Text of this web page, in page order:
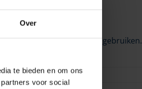
Over
te bieden en om ons
voor social
10W40 of 15W40 gebruiken.